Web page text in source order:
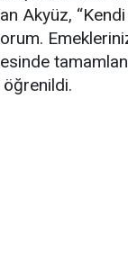
Akyüz,
öğrenildi.